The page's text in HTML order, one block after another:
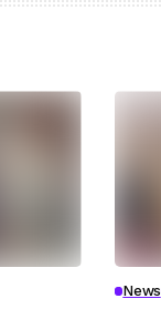
News